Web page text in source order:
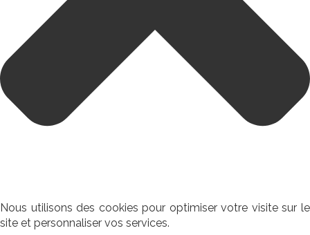
Nous utilisons des cookies pour optimiser votre visite sur le
site et personnaliser vos services.